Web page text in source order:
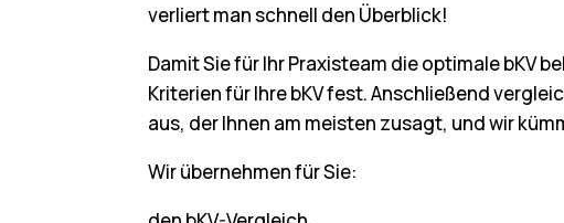
verliert man schnell den Überblick!
Damit Sie für Ihr Praxisteam die optimale bKV
Kriterien für Ihre bKV fest. Anschließend
aus, der Ihnen am meisten zusagt, und wir
Wir übernehmen für Sie: